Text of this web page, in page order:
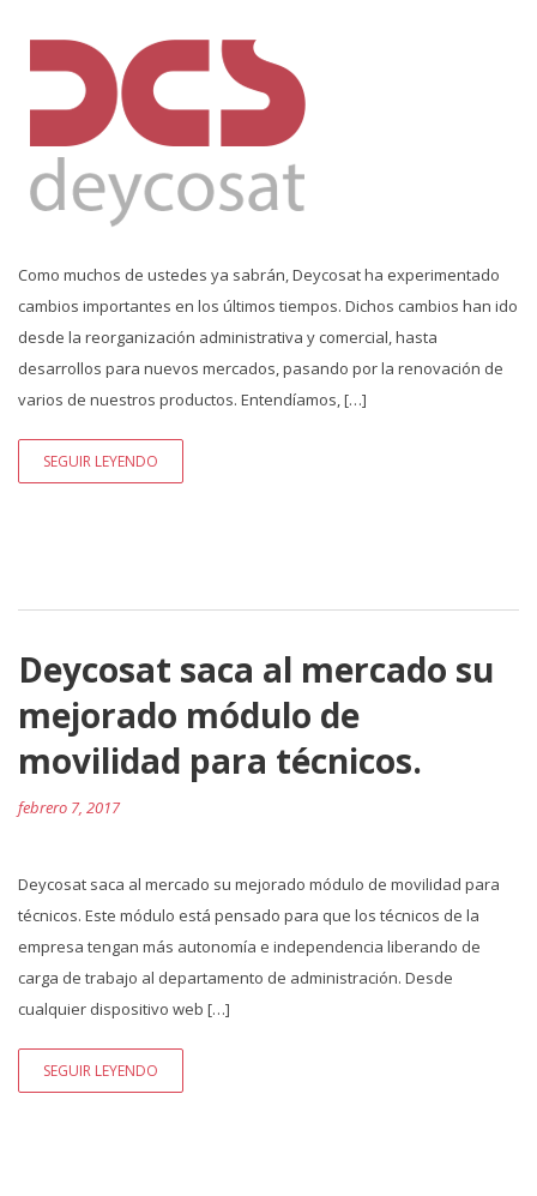
Como muchos de ustedes ya sabrán, Deycosat ha experimentado
cambios importantes en los últimos tiempos. Dichos cambios han ido
desde la reorganización administrativa y comercial, hasta
desarrollos para nuevos mercados, pasando por la renovación de
varios de nuestros productos. Entendíamos, […]
SEGUIR LEYENDO
Deycosat saca al mercado su
mejorado módulo de
movilidad para técnicos.
febrero 7, 2017
Deycosat saca al mercado su mejorado módulo de movilidad para
técnicos. Este módulo está pensado para que los técnicos de la
empresa tengan más autonomía e independencia liberando de
carga de trabajo al departamento de administración. Desde
cualquier dispositivo web […]
SEGUIR LEYENDO